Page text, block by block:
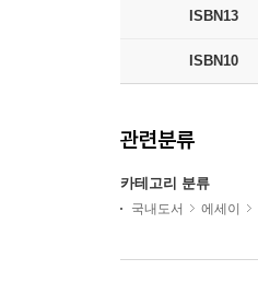
ISBN13
ISBN10
관련분류
카테고리 분류
국내도서 에세이